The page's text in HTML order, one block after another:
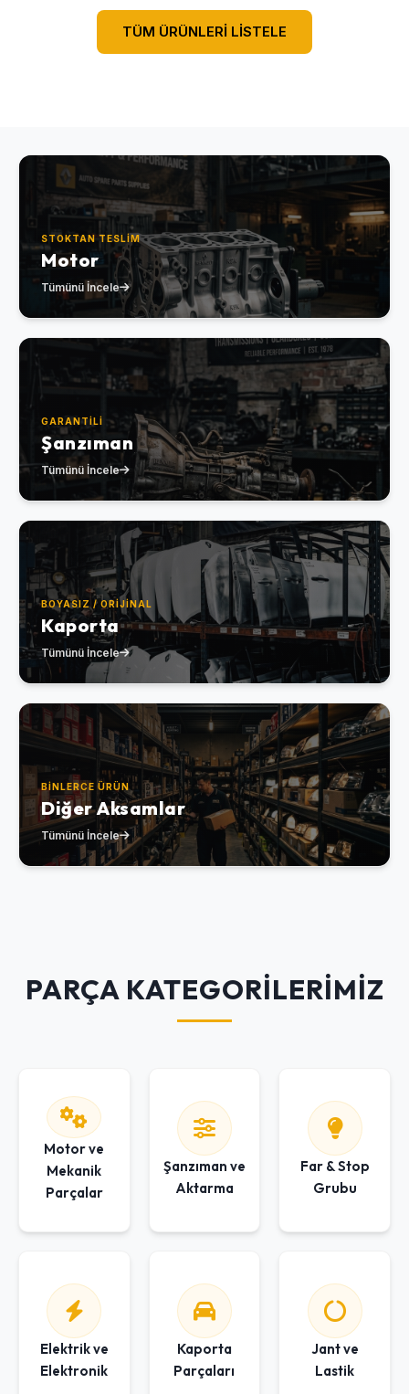
TÜM ÜRÜNLERİ LİSTELE
STOKTAN TESLIM
Motor
Tümünü İncele
GARANTILI
Şanzıman
Tümünü İncele
BOYASIZ / ORIJINAL
Kaporta
Tümünü İncele
BINLERCE ÜRÜN
Diğer Aksamlar
Tümünü İncele
PARÇA KATEGORİLERİMİZ
Motor ve
Mekanik
Parçalar
Şanzıman ve
Aktarma
Far & Stop
Grubu
Elektrik ve
Elektronik
Kaporta
Parçaları
Jant ve
Lastik